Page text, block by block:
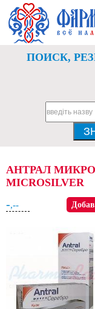
ПОИСК,
АНТРАЛ
MICROSILVER
-,--